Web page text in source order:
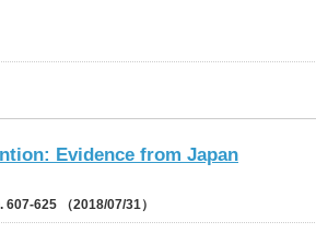
Evidence from Japan
625 （2018/07/31）